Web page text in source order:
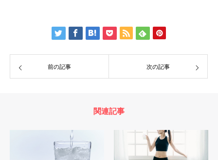
前の記事 次の記事
関連記事